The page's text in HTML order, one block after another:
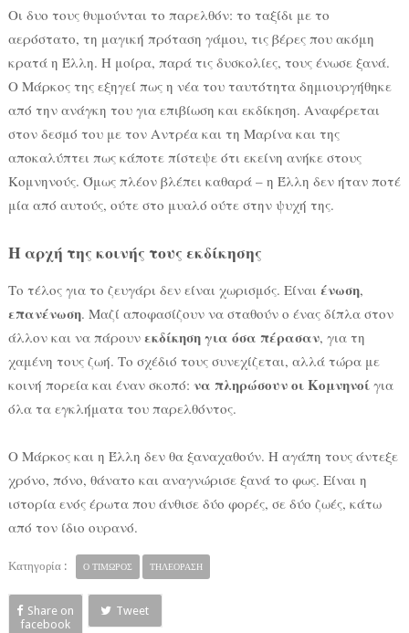
Οι δυο τους θυμούνται το παρελθόν: το ταξίδι με το
αερόστατο, τη μαγική πρόταση γάμου, τις βέρες που ακόμη
κρατά η Έλλη. Η μοίρα, παρά τις δυσκολίες, τους ένωσε ξανά.
Ο Μάρκος της εξηγεί πως η νέα του ταυτότητα δημιουργήθηκε
από την ανάγκη του για επιβίωση και εκδίκηση. Αναφέρεται
στον δεσμό του με τον Αντρέα και τη Μαρίνα και της
αποκαλύπτει πως κάποτε πίστεψε ότι εκείνη ανήκε στους
Κομνηνούς. Όμως πλέον βλέπει καθαρά – η Έλλη δεν ήταν ποτέ
μία από αυτούς, ούτε στο μυαλό ούτε στην ψυχή της.
Η αρχή της κοινής τους εκδίκησης
Το τέλος για το ζευγάρι δεν είναι χωρισμός. Είναι ένωση,
επανένωση. Μαζί αποφασίζουν να σταθούν ο ένας δίπλα στον
άλλον και να πάρουν εκδίκηση για όσα πέρασαν, για τη
χαμένη τους ζωή. Το σχέδιό τους συνεχίζεται, αλλά τώρα με
κοινή πορεία και έναν σκοπό: να πληρώσουν οι Κομνηνοίγια
όλα τα εγκλήματα του παρελθόντος.
Ο Μάρκος και η Έλλη δεν θα ξαναχαθούν. Η αγάπη τους άντεξε
χρόνο, πόνο, θάνατο και αναγνώρισε ξανά το φως. Είναι η
ιστορία ενός έρωτα που άνθισε δύο φορές, σε δύο ζωές, κάτω
από τον ίδιο ουρανό.
Κατηγορία : Ο ΤΙΜΩΡΟΣ ΤΗΛΕΟΡΑΣΗ
Share on
facebook
Tweet